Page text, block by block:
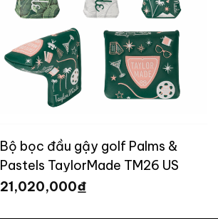
Bộ bọc đầu gậy golf Palms &
Pastels TaylorMade TM26 US
Open [ Limited ]
21,020,000₫